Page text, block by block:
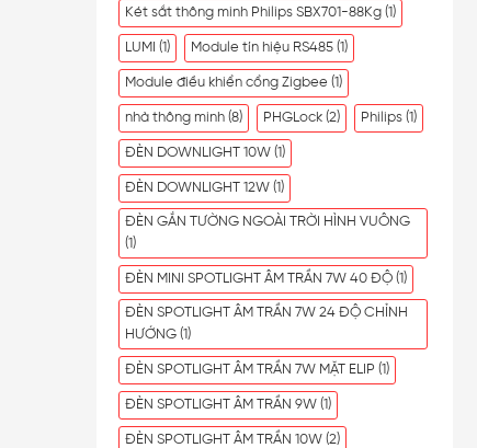
Két sắt thông minh Philips SBX701-88Kg (1)
LUMI (1) Module tín hiệu RS485 (1)
Module điều khiển cổng Zigbee (1)
nhà thông minh (8) PHGLock (2) Philips (1)
ĐÈN DOWNLIGHT 10W (1)
ĐÈN DOWNLIGHT 12W (1)
ĐÈN GẮN TƯỜNG NGOÀI TRỜI HÌNH VUÔNG
(1)
ĐÈN MINI SPOTLIGHT ÂM TRẦN 7W 40 ĐỘ (1)
ĐÈN SPOTLIGHT ÂM TRẦN 7W 24 ĐỘ CHỈNH
HƯỚNG (1)
ĐÈN SPOTLIGHT ÂM TRẦN 7W MẶT ELIP (1)
ĐÈN SPOTLIGHT ÂM TRẦN 9W (1)
ĐÈN SPOTLIGHT ÂM TRẦN 10W (2)